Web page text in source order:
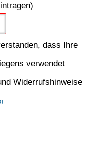
dass Ihre
verwendet
Widerrufshinweise